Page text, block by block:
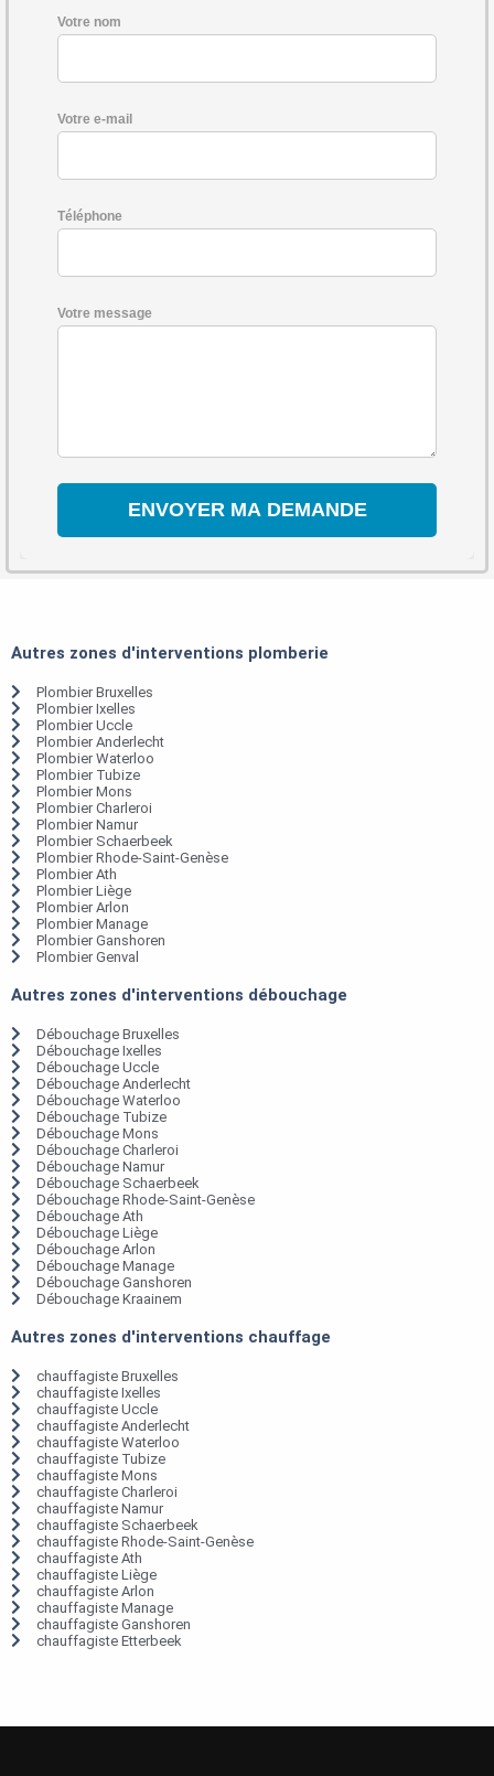
Votre nom
Votre e-mail
Téléphone
Votre message
Autres zones d'interventions plomberie
Plombier Bruxelles
Plombier Ixelles
Plombier Uccle
Plombier Anderlecht
Plombier Waterloo
Plombier Tubize
Plombier Mons
Plombier Charleroi
Plombier Namur
Plombier Schaerbeek
Plombier Rhode-Saint-Genèse
Plombier Ath
Plombier Liège
Plombier Arlon
Plombier Manage
Plombier Ganshoren
Plombier Genval
Autres zones d'interventions débouchage
Débouchage Bruxelles
Débouchage Ixelles
Débouchage Uccle
Débouchage Anderlecht
Débouchage Waterloo
Débouchage Tubize
Débouchage Mons
Débouchage Charleroi
Débouchage Namur
Débouchage Schaerbeek
Débouchage Rhode-Saint-Genèse
Débouchage Ath
Débouchage Liège
Débouchage Arlon
Débouchage Manage
Débouchage Ganshoren
Débouchage Kraainem
Autres zones d'interventions chauffage
chauffagiste Bruxelles
chauffagiste Ixelles
chauffagiste Uccle
chauffagiste Anderlecht
chauffagiste Waterloo
chauffagiste Tubize
chauffagiste Mons
chauffagiste Charleroi
chauffagiste Namur
chauffagiste Schaerbeek
chauffagiste Rhode-Saint-Genèse
chauffagiste Ath
chauffagiste Liège
chauffagiste Arlon
chauffagiste Manage
chauffagiste Ganshoren
chauffagiste Etterbeek